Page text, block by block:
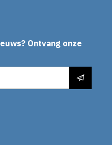
Ontvang onze